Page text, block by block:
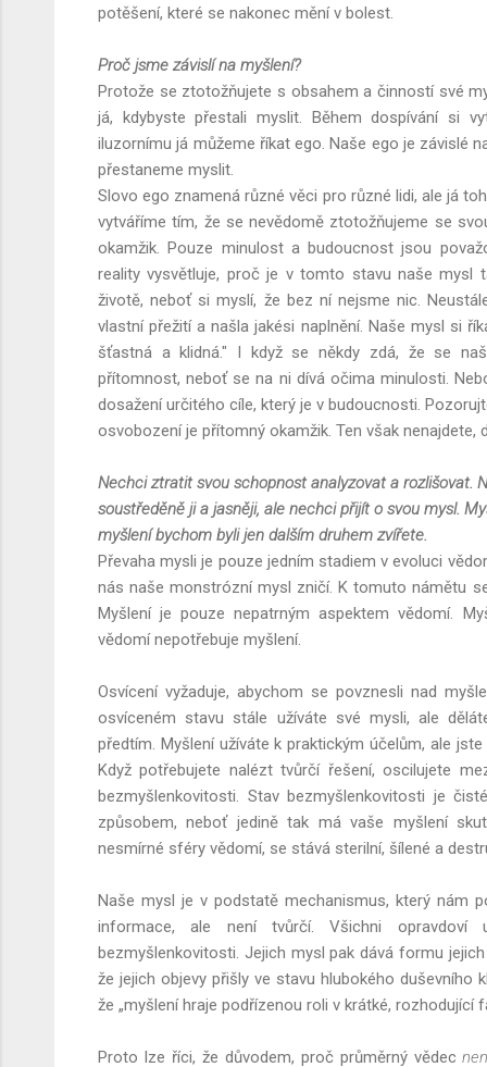
potěšení, které se nakonec mění v bolest.
Proč jsme závislí na myšlení?
Protože se ztotožňujete s obsahem a činností své
já, kdybyste přestali myslit. Během dospívání si
iluzornímu já můžeme říkat ego. Naše ego je závislé
přestaneme myslit.
Slovo ego znamená různé věci pro různé lidi, ale já
vytváříme tím, že se nevědomě ztotožňujeme se
okamžik. Pouze minulost a budoucnost jsou
reality vysvětluje, proč je v tomto stavu naše mysl
životě, neboť si myslí, že bez ní nejsme nic.
vlastní přežití a našla jakési naplnění. Naše mysl si
šťastná a klidná." I když se někdy zdá, že se
přítomnost, neboť se na ni dívá očima minulosti.
dosažení určitého cíle, který je v budoucnosti.
osvobození je přítomný okamžik. Ten však
Nechci ztratit svou schopnost analyzovat a rozlišovat.
soustředěně ji a jasněji, ale nechci přijít o svou mysl.
myšlení bychom byli jen dalším druhem zvířete.
Převaha mysli je pouze jedním stadiem v evoluci
nás naše monstrózní mysl zničí. K tomuto námětu
Myšlení je pouze nepatrným aspektem vědomí.
vědomí nepotřebuje myšlení.
Osvícení vyžaduje, abychom se povznesli nad
osvíceném stavu stále užíváte své mysli, ale
předtím. Myšlení užíváte k praktickým účelům, ale
Když potřebujete nalézt tvůrčí řešení, oscilujete
bezmyšlenkovitosti. Stav bezmyšlenkovitosti je
způsobem, neboť jedině tak má vaše myšlení
nesmírné sféry vědomí, se stává sterilní, šílené a
Naše mysl je v podstatě mechanismus, který nám
informace, ale není tvůrčí. Všichni
bezmyšlenkovitosti. Jejich mysl pak dává formu
že jejich objevy přišly ve stavu hlubokého duševního
že „myšlení hraje podřízenou roli v krátké, rozhodující
Proto lze říci, že důvodem, proč průměrný vědec